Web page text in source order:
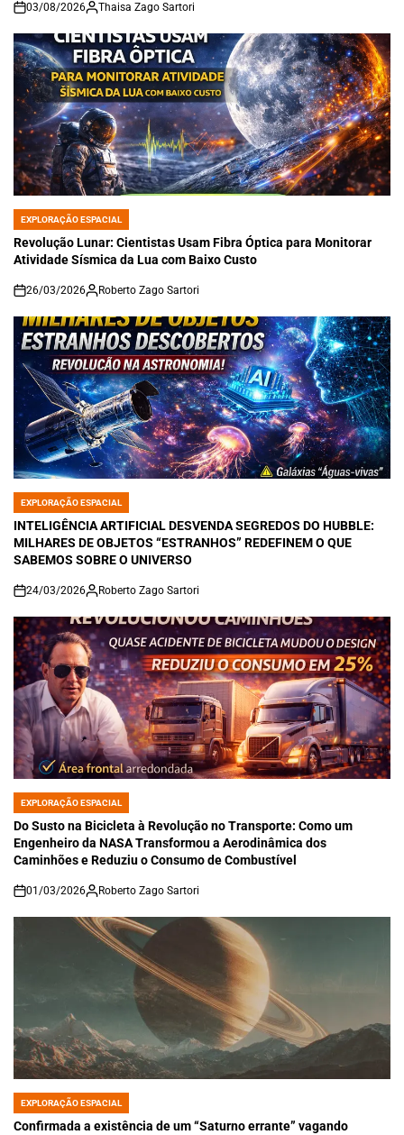
on
03/08/2026 Thaisa Zago Sartori
POSTED
IN
EXPLORAÇÃO ESPACIAL
Revolução Lunar: Cientistas Usam Fibra Óptica para Monitorar
Atividade Sísmica da Lua com Baixo Custo
on
26/03/2026 Roberto Zago Sartori
POSTED
IN
EXPLORAÇÃO ESPACIAL
INTELIGÊNCIA ARTIFICIAL DESVENDA SEGREDOS DO HUBBLE:
MILHARES DE OBJETOS “ESTRANHOS” REDEFINEM O QUE
SABEMOS SOBRE O UNIVERSO
on
24/03/2026 Roberto Zago Sartori
POSTED
IN
EXPLORAÇÃO ESPACIAL
Do Susto na Bicicleta à Revolução no Transporte: Como um
Engenheiro da NASA Transformou a Aerodinâmica dos
Caminhões e Reduziu o Consumo de Combustível
on
01/03/2026 Roberto Zago Sartori
POSTED
IN
EXPLORAÇÃO ESPACIAL
Confirmada a existência de um “Saturno errante” vagando